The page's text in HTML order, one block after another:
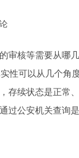
审核等需要从哪
可以从几个角
存续状态是正常
过公安机关查询